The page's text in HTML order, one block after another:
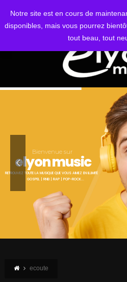
Notre site est en cours de
disponibles, mais vous pourrez
tout beau, tout
Bienvenue sur
elyon music
RETROUVEZ TOUTE LA MUSIQUE QUE VOUS AIMEZ EN ILLIMITÉ
GOSPEL | RNB | RAP | POP-ROCK...
ecoute